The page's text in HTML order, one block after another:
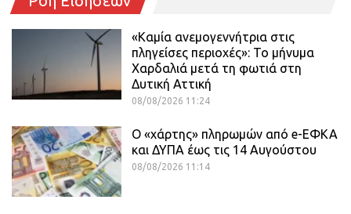
«Καμία ανεμογεννήτρια στις
πληγείσες περιοχές»: Το μήνυμα
Χαρδαλιά μετά τη φωτιά στη
Δυτική Αττική
08/08/2026 11:24
Ο «χάρτης» πληρωμών από e-ΕΦΚΑ
και ΔΥΠΑ έως τις 14 Αυγούστου
08/08/2026 11:14